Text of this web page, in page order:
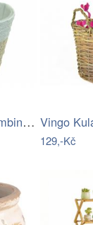
Vingo Květináč kombinace přírodní a…
129,-Kč